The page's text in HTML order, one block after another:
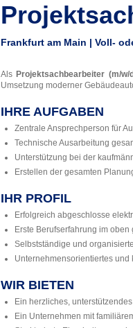
Frankfurt am Main | Voll-
Als Projektsachbearbeiter (m/w/
Umsetzung moderner
IHRE AUFGABEN
Zentrale Ansprechperson für
Technische Ausarbeitung
Unterstützung bei der
Erstellen der gesamten
IHR PROFIL
Erfolgreich abgeschlosse
Erste Berufserfahrung im
Selbstständige und
Unternehmensorientiertes und
WIR BIETEN
Ein herzliches,
Ein Unternehmen mit